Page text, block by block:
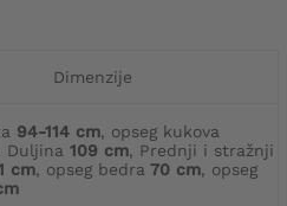
Dimenzije
94-114 cm, opseg kukova
Duljina 109 cm, Prednji i stražnji
cm, opseg bedra 70 cm, opseg